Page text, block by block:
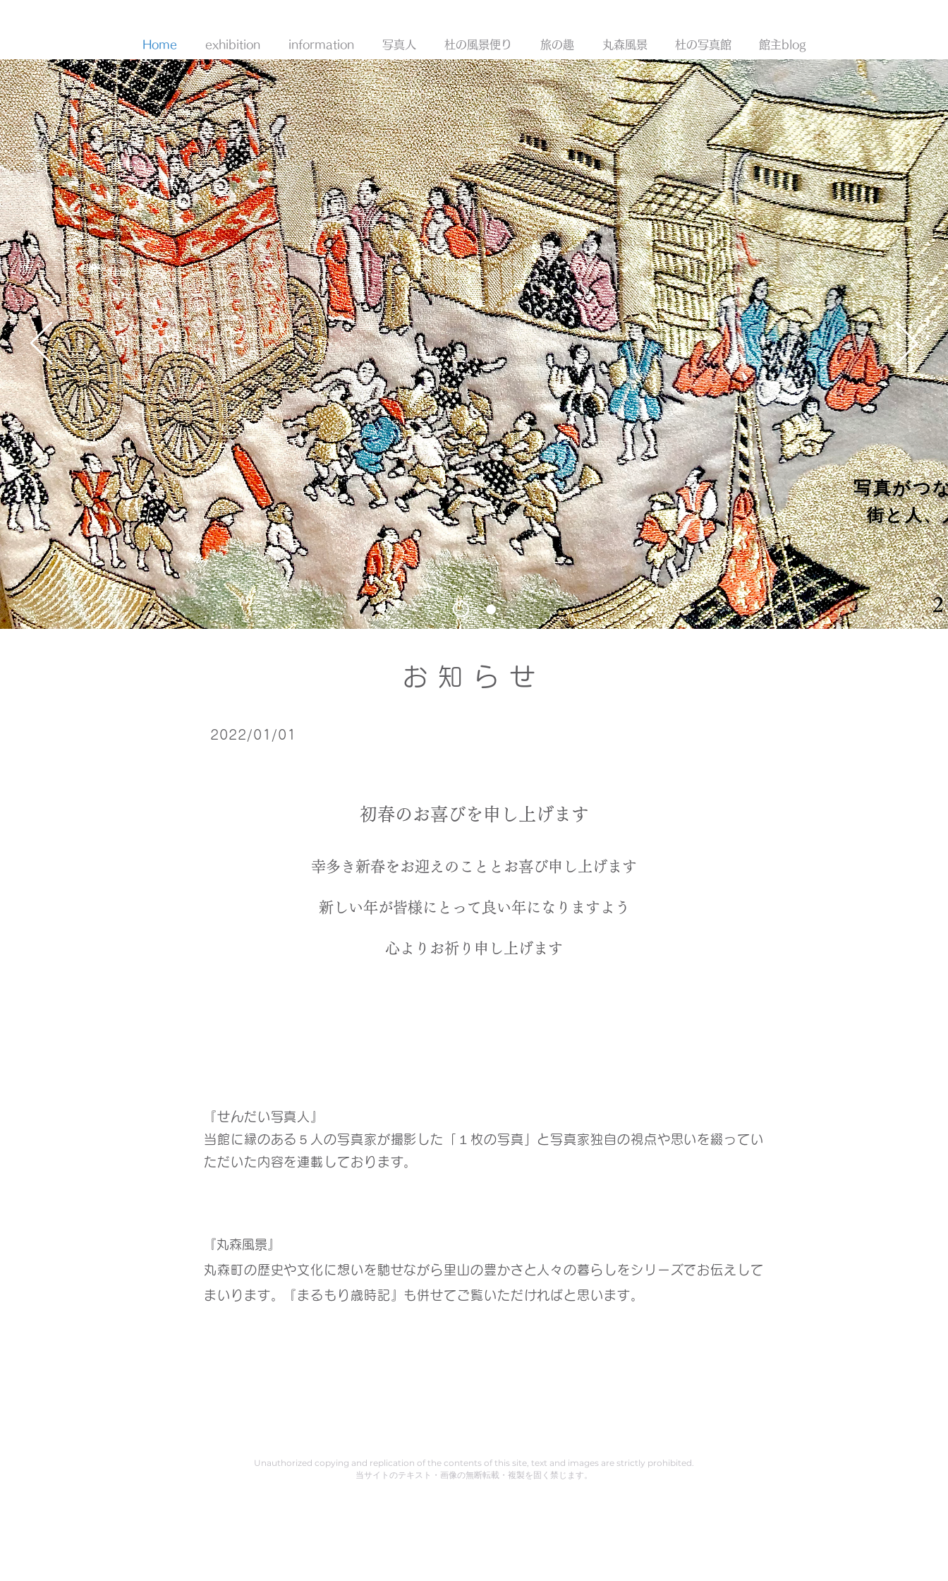
Home exhibition information 写真人 杜の風景便り 旅の趣 丸森風景 杜の写真館 館主blog
写真がつ
街と人、
お知らせ
2022/01/01
初春のお喜びを申し上げます
幸多き新春をお迎えのこととお喜び申し上げます
新しい年が皆様にとって良い年になりますよう
​心よりお祈り申し上げます
『せんだい写真人』
当館に縁のある５人の写真家が撮影した「１枚の写真」と写真家独自の視点や思いを綴ってい
ただいた内容を連載しております。
『丸森風景』
丸森町の歴史や文化に想いを馳せながら里山の豊かさと人々の暮らしをシリーズでお伝えして
まいります。『まるもり歳時記』も併せてご覧いただければと思います。
Unauthorized copying and replication of the contents of this site, text and images are strictly prohibited.
当サイトのテキスト・画像の無断転載・複製を固く禁じます。